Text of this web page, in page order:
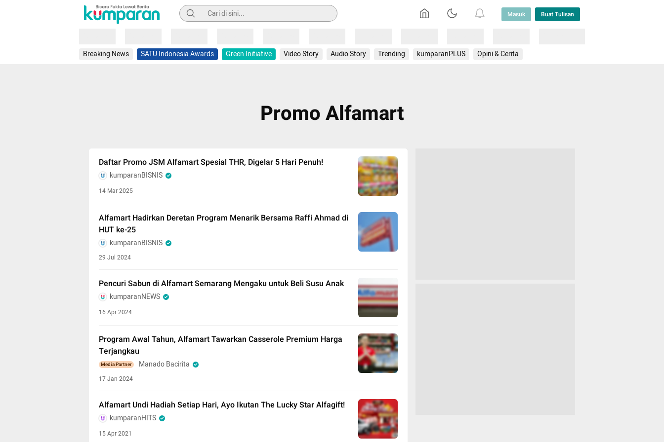
Pencarian Masuk Buat Tulisan
Breaking News SATU Indonesia Awards Green Initiative Video Story Audio Story Trending kumparanPLUS Opini & Cerita
Promo Alfamart
Daftar Promo JSM Alfamart Spesial THR, Digelar 5 Hari Penuh!
kumparanBISNIS
14 Mar 2025
Alfamart Hadirkan Deretan Program Menarik Bersama Raffi Ahmad di
HUT ke-25
kumparanBISNIS
29 Jul 2024
Pencuri Sabun di Alfamart Semarang Mengaku untuk Beli Susu Anak
kumparanNEWS
16 Apr 2024
Program Awal Tahun, Alfamart Tawarkan Casserole Premium Harga
Terjangkau
Media Partner Manado Bacirita
17 Jan 2024
Alfamart Undi Hadiah Setiap Hari, Ayo Ikutan The Lucky Star Alfagift!
kumparanHITS
15 Apr 2021